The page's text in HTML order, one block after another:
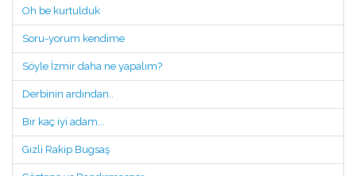
Oh be kurtulduk
Soru-yorum kendime
Söyle İzmir daha ne yapalım?
Derbinin ardından..
Bir kaç iyi adam...
Gizli Rakip Bugsaş